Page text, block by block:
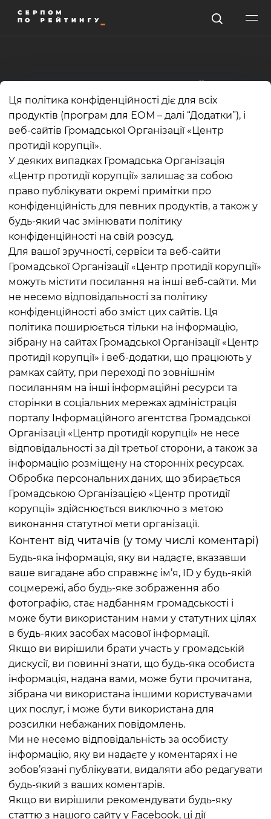
Ця політика конфіденційності діє для всіх
продуктів (програм для ЕОМ – далі “Додатки”), і
веб-сайтів Громадської Організації «Центр
протидії корупції».
У деяких випадках Громадська Організація
«Центр протидії корупції» залишає за собою
право публікувати окремі примітки про
конфіденційність для певних продуктів, а також у
будь-який час змінювати політику
конфіденційності на свій розсуд.
Для вашої зручності, сервіси та веб-сайти
Громадської Організації «Центр протидії корупції»
можуть містити посилання на інші веб-сайти. Ми
не несемо відповідальності за політику
конфіденційності або зміст цих сайтів. Ця
політика поширюється тільки на інформацію,
зібрану на сайтах Громадської Організації «Центр
протидії корупції» і веб-додатки, що працюють у
рамках сайту, при переході по зовнішнім
посиланням на інші інформаційні ресурси та
сторінки в соціальних мережах адміністрація
порталу Інформаційного агентства Громадської
Організації «Центр протидії корупції» не несе
відповідальності за дії третьої сторони, а також за
інформацію розміщену на сторонніх ресурсах.
Обробка персональних даних, що збирається
Громадською Організацією «Центр протидії
корупції» здійснюється виключно з метою
виконання статутної мети організації.
Контент від читачів (у тому числі коментарі)
Будь-яка інформація, яку ви надаєте, вказавши
ваше вигадане або справжнє ім’я, ID у будь-якій
соцмережі, або будь-яке зображення або
фотографію, стає надбанням громадськості і
може бути використаним нами у статутних цілях
в будь-яких засобах масової інформації.
Якщо ви вирішили брати участь у громадській
дискусії, ви повинні знати, що будь-яка особиста
інформація, надана вами, може бути прочитана,
зібрана чи використана іншими користувачами
цих послуг, і може бути використана для
розсилки небажаних повідомлень.
Ми не несемо відповідальність за особисту
інформацію, яку ви надаєте у коментарях і не
зобов’язані публікувати, видаляти або редагувати
будь-який з ваших коментарів.
Якщо ви вирішили рекомендувати будь-яку
статтю з нашого сайту у Facebook, ці дії